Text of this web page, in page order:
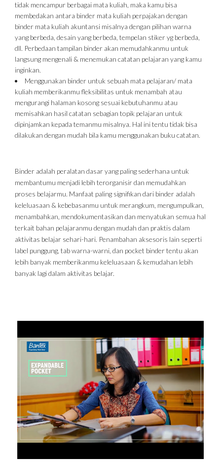
tidak mencampur berbagai mata kuliah, maka kamu bisa
membedakan antara binder mata kuliah perpajakan dengan
binder mata kuliah akuntansi misalnya dengan pilihan warna
yang berbeda, desain yang berbeda, tempelan stiker yg berbeda,
dll. Perbedaan tampilan binder akan memudahkanmu untuk
langsung mengenali & menemukan catatan pelajaran yang kamu
inginkan.
Menggunakan binder untuk sebuah mata pelajaran/ mata
kuliah memberikanmu fleksibilitas untuk menambah atau
mengurangi halaman kosong sesuai kebutuhanmu atau
memisahkan hasil catatan sebagian topik pelajaran untuk
dipinjamkan kepada temanmu misalnya. Hal ini tentu tidak bisa
dilakukan dengan mudah bila kamu menggunakan buku catatan.
Binder adalah peralatan dasar yang paling sederhana untuk
membantumu menjadi lebih terorganisir dan memudahkan
proses belajarmu. Manfaat paling signifikan dari binder adalah
keleluasaan & kebebasanmu untuk merangkum, mengumpulkan,
menambahkan, mendokumentasikan dan menyatukan semua hal
terkait bahan pelajaranmu dengan mudah dan praktis dalam
aktivitas belajar sehari-hari. Penambahan aksesoris lain seperti
label punggung, tab warna-warni, dan pocket binder tentu akan
lebih banyak memberikanmu keleluasaan & kemudahan lebih
banyak lagi dalam aktivitas belajar.